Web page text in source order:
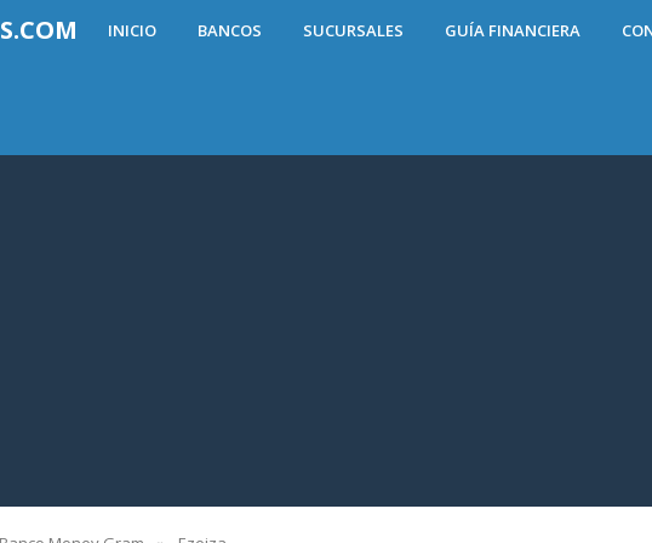
INICIO BANCOS SUCURSALES GUÍA FINANCIERA